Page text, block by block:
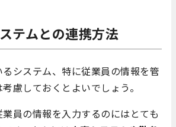
テムとの連携方法
システム、特に従業員の情報を管
慮しておくとよいでしょう。
員の情報を入力するのにはとても